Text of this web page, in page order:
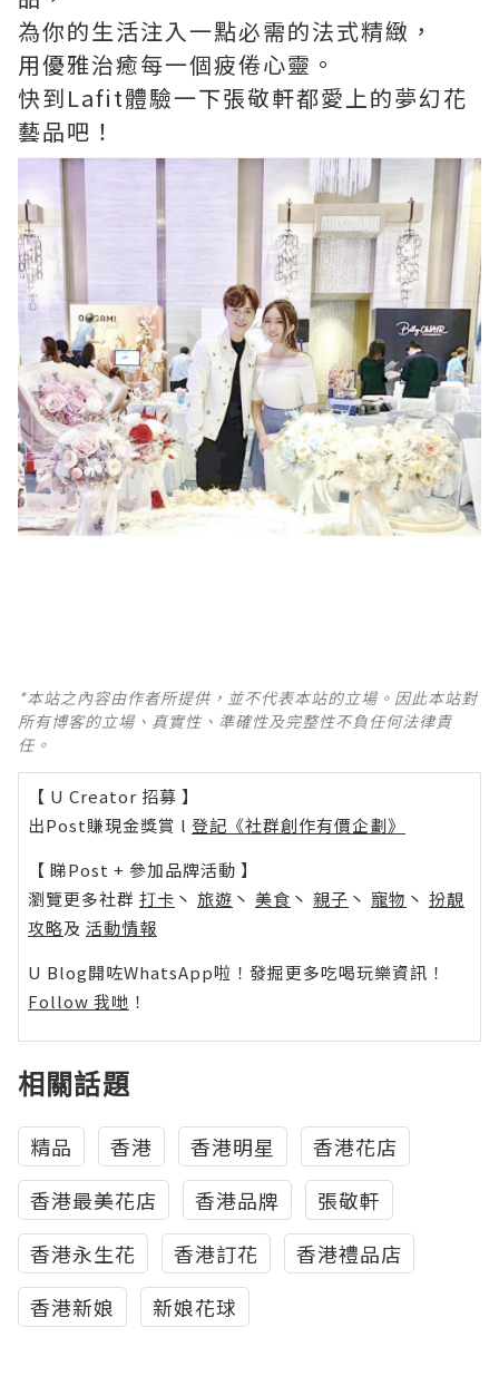
為你的生活注入一點必需的法式精緻，
用優雅治癒每一個疲倦心靈。
快到Lafit體驗一下張敬軒都愛上的夢幻花
藝品吧！
*本站之內容由作者所提供，並不代表本站的立場。因此本站對
所有博客的立場、真實性、準確性及完整性不負任何法律責
任。
【 U Creator 招募 】
出Post賺現金獎賞 l 登記《社群創作有價企劃》
【 睇Post + 參加品牌活動 】
瀏覽更多社群 打卡 丶 旅遊 丶 美食 丶 親子 丶 寵物 丶 扮靚
攻略及 活動情報
U Blog開咗WhatsApp啦！發掘更多吃喝玩樂資訊！
Follow 我哋 ！
相關話題
精品 香港 香港明星
香港花店
香港最美花店
香港品牌
張敬軒
香港永生花
香港訂花
香港禮品店
香港新娘
新娘花球